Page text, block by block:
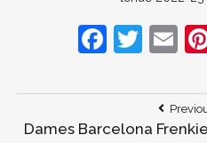
F
c
e
T
itt
er
E
ai
l
Dames Barcelona